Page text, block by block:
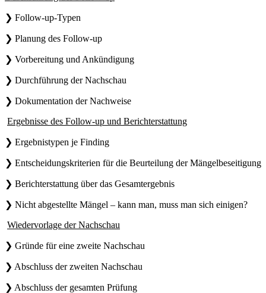
❯ Follow-up-Typen
❯ Planung des Follow-up
❯ Vorbereitung und Ankündigung
❯ Durchführung der Nachschau
❯ Dokumentation der Nachweise
Ergebnisse des Follow-up und Berichterstattung
❯ Ergebnistypen je Finding
❯ Entscheidungskriterien für die Beurteilung der Mängelbeseitigung
❯ Berichterstattung über das Gesamtergebnis
❯ Nicht abgestellte Mängel – kann man, muss man sich einigen?
Wiedervorlage der Nachschau
❯ Gründe für eine zweite Nachschau
❯ Abschluss der zweiten Nachschau
❯ Abschluss der gesamten Prüfung